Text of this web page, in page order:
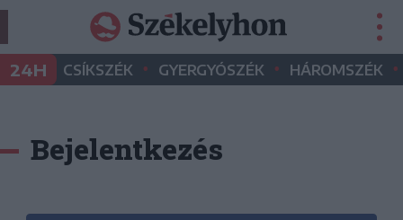
24H CSÍKSZÉK • GYERGYÓSZÉK • HÁROMSZÉK •
Bejelentkezés